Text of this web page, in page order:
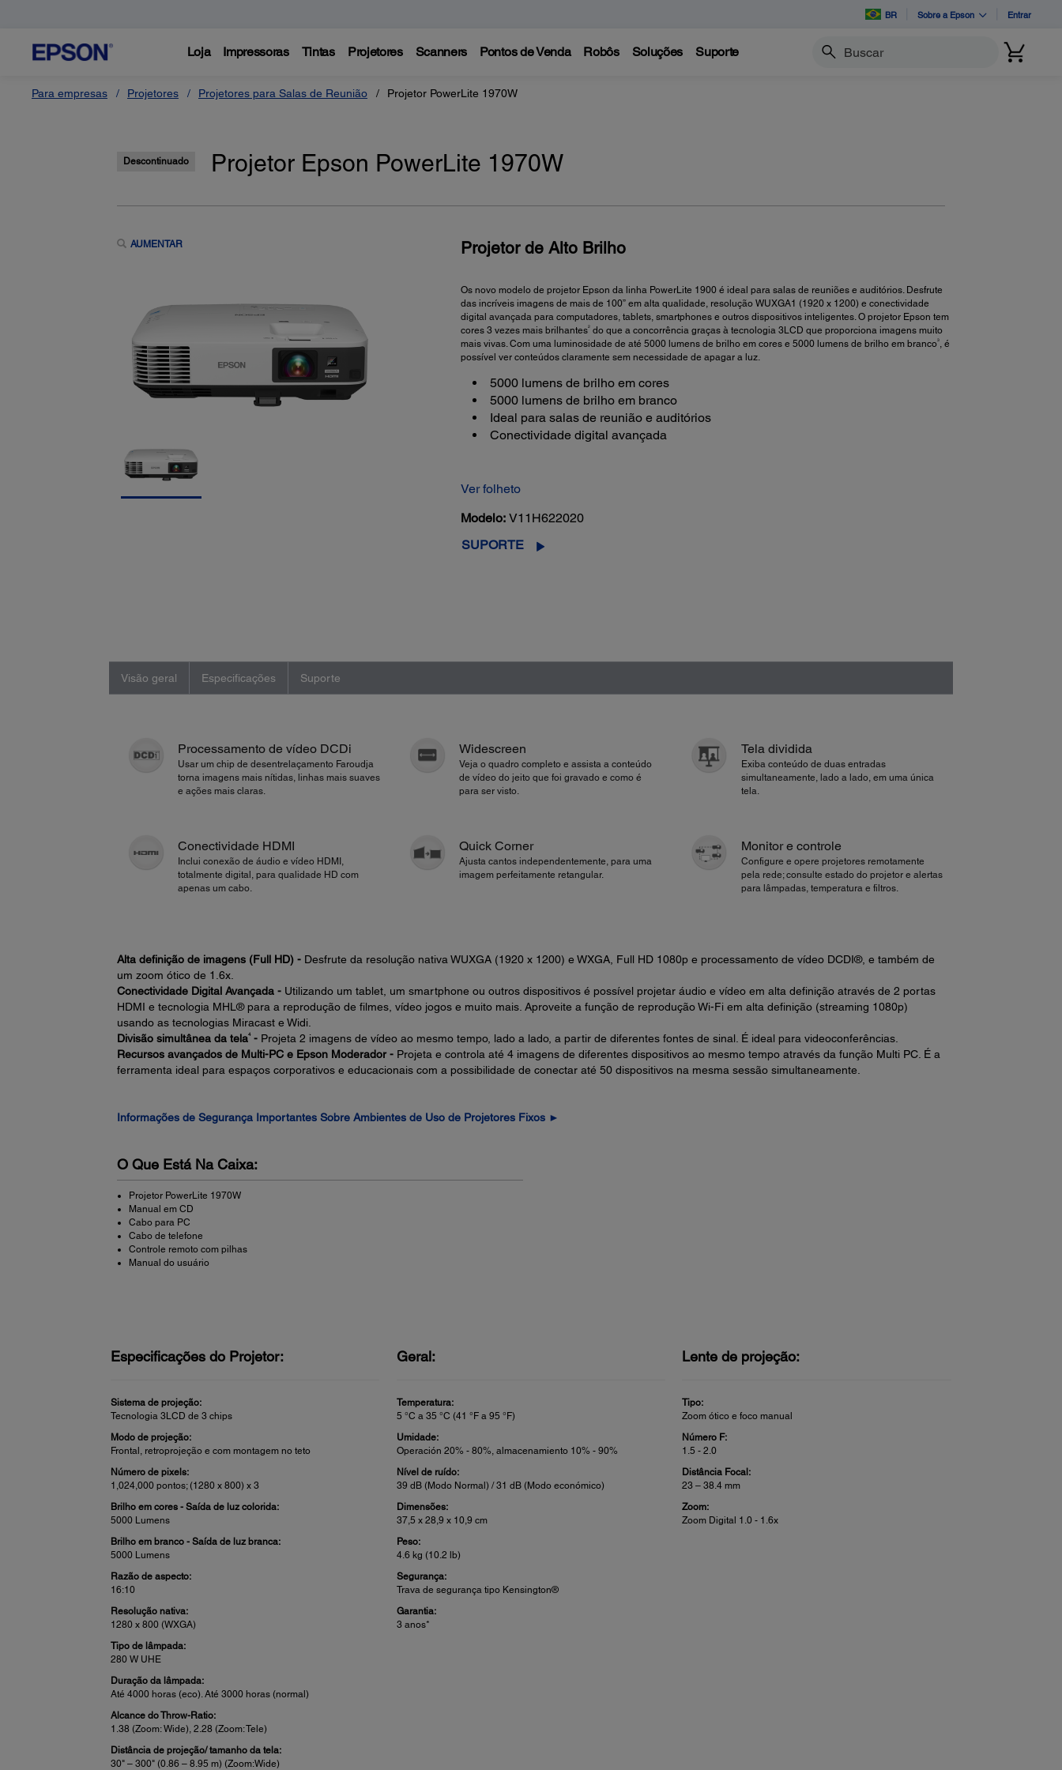
BR Sobre a Epson Entrar
Loja Impressoras Tintas Projetores Scanners Pontos de Venda Robôs Soluções Suporte Buscar
Para empresas Projetores Projetores para Salas de Reunião Projetor PowerLite 1970W
Descontinuado Projetor Epson PowerLite 1970W
AUMENTAR Projetor de Alto Brilho
Os novo modelo de projetor Epson da linha PowerLite 1900 é ideal para salas de reuniões e auditórios. Desfrute
das incríveis imagens de mais de 100” em alta qualidade, resolução WUXGA1 (1920 x 1200) e conectividade
digital avançada para computadores, tablets, smartphones e outros dispositivos inteligentes. O projetor Epson tem
cores 3 vezes mais brilhantes2do que a concorrência graças à tecnologia 3LCD que proporciona imagens muito
mais vivas. Com uma luminosidade de até 5000 lumens de brilho em cores e 5000 lumens de brilho em branco3, é
possível ver conteúdos claramente sem necessidade de apagar a luz.
5000 lumens de brilho em cores
5000 lumens de brilho em branco
Ideal para salas de reunião e auditórios
Conectividade digital avançada
Ver folheto
Modelo: V11H622020
SUPORTE
Visão geral Especificações Suporte
Processamento de vídeo DCDi
Usar um chip de desentrelaçamento Faroudja
torna imagens mais nítidas, linhas mais suaves
e ações mais claras.
Widescreen
Veja o quadro completo e assista a conteúdo
de vídeo do jeito que foi gravado e como é
para ser visto.
Tela dividida
Exiba conteúdo de duas entradas
simultaneamente, lado a lado, em uma única
tela.
Conectividade HDMI
Inclui conexão de áudio e vídeo HDMI,
totalmente digital, para qualidade HD com
apenas um cabo.
Quick Corner
Ajusta cantos independentemente, para uma
imagem perfeitamente retangular.
Monitor e controle
Configure e opere projetores remotamente
pela rede; consulte estado do projetor e alertas
para lâmpadas, temperatura e filtros.
Alta definição de imagens (Full HD) - Desfrute da resolução nativa WUXGA (1920 x 1200) e WXGA, Full HD 1080p e processamento de vídeo DCDI®, e também de
um zoom ótico de 1.6x.
Conectividade Digital Avançada - Utilizando um tablet, um smartphone ou outros dispositivos é possível projetar áudio e vídeo em alta definição através de 2 portas
HDMI e tecnologia MHL® para a reprodução de filmes, vídeo jogos e muito mais. Aproveite a função de reprodução Wi-Fi em alta definição (streaming 1080p)
usando as tecnologias Miracast e Widi.
Divisão simultânea da tela4- Projeta 2 imagens de vídeo ao mesmo tempo, lado a lado, a partir de diferentes fontes de sinal. É ideal para videoconferências.
Recursos avançados de Multi-PC e Epson Moderador - Projeta e controla até 4 imagens de diferentes dispositivos ao mesmo tempo através da função Multi PC. É a
ferramenta ideal para espaços corporativos e educacionais com a possibilidade de conectar até 50 dispositivos na mesma sessão simultaneamente.
Informações de Segurança Importantes Sobre Ambientes de Uso de Projetores Fixos ►
O Que Está Na Caixa:
Projetor PowerLite 1970W
Manual em CD
Cabo para PC
Cabo de telefone
Controle remoto com pilhas
Manual do usuário
Especificações do Projetor:
Sistema de projeção:
Tecnologia 3LCD de 3 chips
Modo de projeção:
Frontal, retroprojeção e com montagem no teto
Número de pixels:
1,024,000 pontos; (1280 x 800) x 3
Brilho em cores - Saída de luz colorida:
5000 Lumens
Brilho em branco - Saída de luz branca:
5000 Lumens
Razão de aspecto:
16:10
Resolução nativa:
1280 x 800 (WXGA)
Tipo de lâmpada:
280 W UHE
Duração da lâmpada:
Até 4000 horas (eco). Até 3000 horas (normal)
Alcance do Throw-Ratio:
1.38 (Zoom: Wide), 2.28 (Zoom: Tele)
Distância de projeção/ tamanho da tela:
30" – 300" (0.86 – 8.95 m) (Zoom:Wide)
Geral:
Temperatura:
5 °C a 35 °C (41 °F a 95 °F)
Umidade:
Operación 20% - 80%, almacenamiento 10% - 90%
Nível de ruído:
39 dB (Modo Normal) / 31 dB (Modo económico)
Dimensões:
37,5 x 28,9 x 10,9 cm
Peso:
4.6 kg (10.2 lb)
Segurança:
Trava de segurança tipo Kensington®
Garantia:
3 anos*
Lente de projeção:
Tipo:
Zoom ótico e foco manual
Número F:
1.5 - 2.0
Distância Focal:
23 – 38.4 mm
Zoom:
Zoom Digital 1.0 - 1.6x